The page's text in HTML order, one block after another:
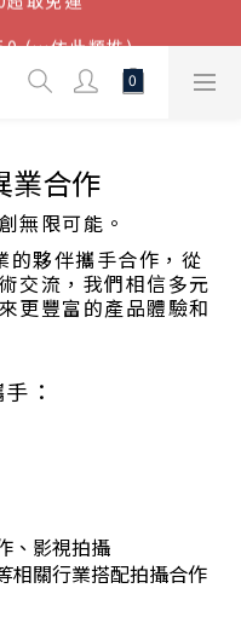
(…依此類推)
獲得50元現金券
業合作
無限可能。
夥伴攜手合作，從
交流，我們相信多元
更豐富的產品體驗和
：
、影視拍攝
相關行業搭配拍攝合作